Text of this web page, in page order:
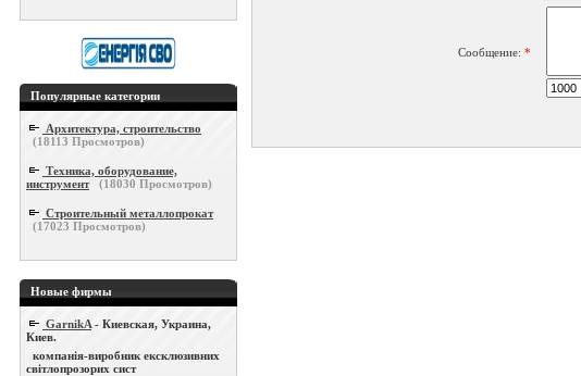
Популярные категории
Архитектура, строительство
(18113 Просмотров)
Техника, оборудование,
инструмент
(18030 Просмотров)
Строительный металлопрокат
(17023 Просмотров)
Новые фирмы
GarnikA - Киевская, Украина,
Киев.
компанія-виробник ексклюзивних
світлопрозорих сист
Сообщение: *